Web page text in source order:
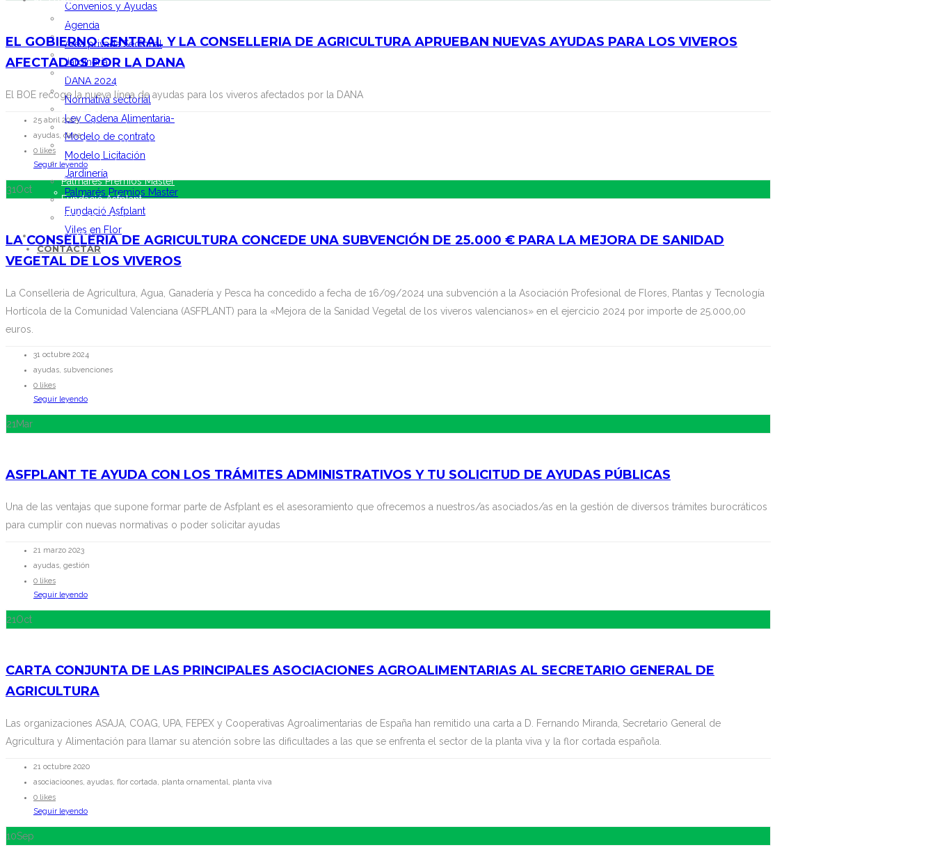
Convenios y Ayudas
Agenda
Área privada Sectorial
Jardinería
DANA 2024
Normativa sectorial
Ley Cadena Alimentaria-
Modelo de contrato
Modelo Licitación
Jardinería
Palmarés Premios Master
Fundació Asfplant
Viles en Flor
CONTACTAR
Vídeos
Área privada Sectorial Jardinería
Normativa sectorial
Ley Cadena Alimentaria- Modelo de contrato
Modelo Licitación Jardinería
Palmarés Premios Master
Fundació Asfplant
Viles en Flor
CONTACTAR
EL GOBIERNO CENTRAL Y LA CONSELLERIA DE AGRICULTURA APRUEBAN NUEVAS AYUDAS PARA LOS VIVEROS
AFECTADOS POR LA DANA
El BOE recoge la nueva línea de ayudas para los viveros afectados por la DANA
25 abril 2025
ayudas, dana
0 likes
Seguir leyendo
31Oct
LA CONSELLERIA DE AGRICULTURA CONCEDE UNA SUBVENCIÓN DE 25.000 € PARA LA MEJORA DE SANIDAD
VEGETAL DE LOS VIVEROS
La Conselleria de Agricultura, Agua, Ganadería y Pesca ha concedido a fecha de 16/09/2024 una subvención a la Asociación Profesional de Flores, Plantas y Tecnología
Hortícola de la Comunidad Valenciana (ASFPLANT) para la «Mejora de la Sanidad Vegetal de los viveros valencianos» en el ejercicio 2024 por importe de 25.000,00
euros.
31 octubre 2024
ayudas, subvenciones
0 likes
Seguir leyendo
21Mar
ASFPLANT TE AYUDA CON LOS TRÁMITES ADMINISTRATIVOS Y TU SOLICITUD DE AYUDAS PÚBLICAS
Una de las ventajas que supone formar parte de Asfplant es el asesoramiento que ofrecemos a nuestros/as asociados/as en la gestión de diversos trámites burocráticos
para cumplir con nuevas normativas o poder solicitar ayudas
21 marzo 2023
ayudas, gestión
0 likes
Seguir leyendo
21Oct
CARTA CONJUNTA DE LAS PRINCIPALES ASOCIACIONES AGROALIMENTARIAS AL SECRETARIO GENERAL DE
AGRICULTURA
Las organizaciones ASAJA, COAG, UPA, FEPEX y Cooperativas Agroalimentarias de España han remitido una carta a D. Fernando Miranda, Secretario General de
Agricultura y Alimentación para llamar su atención sobre las dificultades a las que se enfrenta el sector de la planta viva y la flor cortada española.
21 octubre 2020
asociacioones, ayudas, flor cortada, planta ornamental, planta viva
0 likes
Seguir leyendo
10Sep